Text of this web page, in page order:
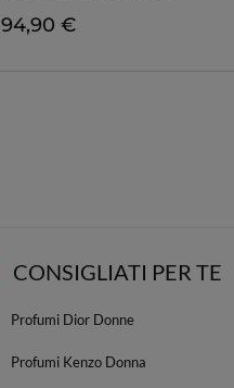
94,90 €
CONSIGLIATI PER TE
Profumi Dior Donne
Profumi Kenzo Donna